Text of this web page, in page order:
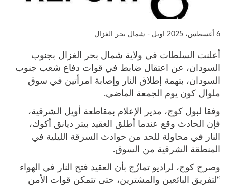
6 أغسطس، 2025 اويل - شمال بحر الغزال
أعلنت السلطات في ولاية شمال بحر الغزال بجنوب
السودان، عن اعتقال ضابط في قوات دفاع شعب جنوب
السودان، بتهمة إطلاق النار وإصابة امرأتين في سوق
ملوال كون يوم الجمعة الماضي.
وفقا لبول كوج، مدير الإعلام بمقاطعة أويل الشرقية،
فإن الحادث وقع عندما أطلق العقيد بيتر ديانق أكوك،
النار في محاولة للحد من حوادث السرقة الليلية في
المنطقة الشرقية من السوق.
وصرح كوج، لراديو تمازُج بأن العقيد فتح النار في الهواء
“لتفريق البائعين والمشترين، حتى تتمكن قوات الأمن